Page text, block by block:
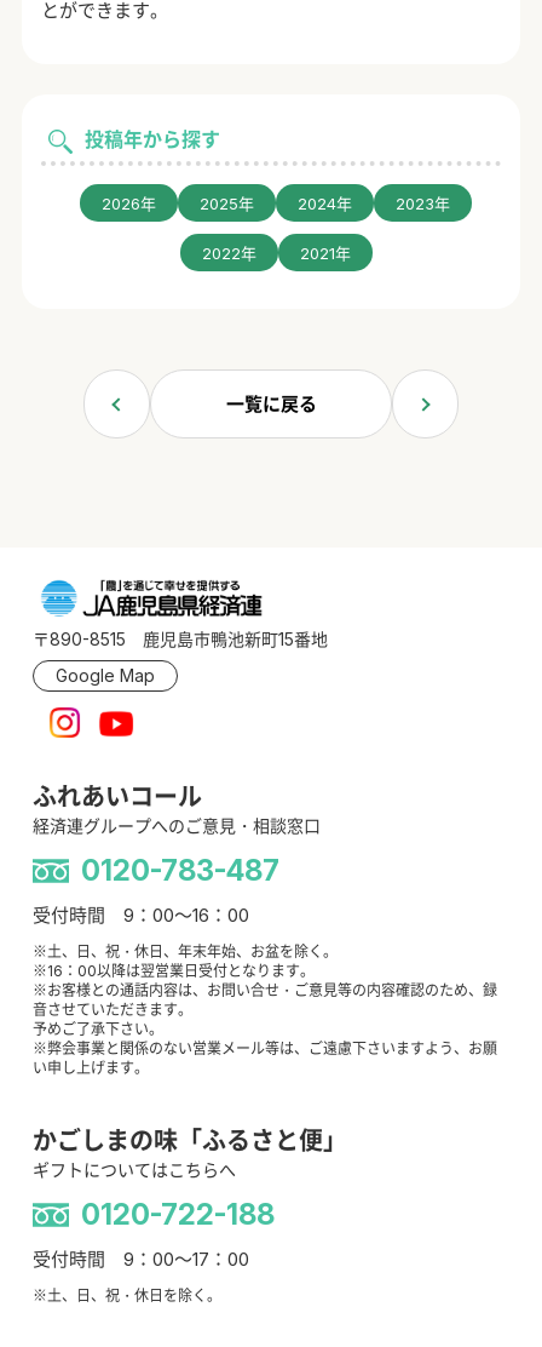
投稿年から探す
2026年 2025年 2024年 2023年
2022年 2021年
とができます。
一覧に戻る
〒890-8515 鹿児島市鴨池新町15番地
Google Map
ふれあいコール
経済連グループへのご意見・相談窓口
0120-783-487
受付時間 9：00～16：00
※土、日、祝・休日、年末年始、お盆を除く。
※16：00以降は翌営業日受付となります。
※お客様との通話内容は、お問い合せ・ご意見等の内容確認のため、録
音させていただきます。
予めご了承下さい。
※弊会事業と関係のない営業メール等は、ご遠慮下さいますよう、お願
い申し上げます。
かごしまの味「ふるさと便」
ギフトについてはこちらへ
0120-722-188
受付時間 9：00～17：00
※土、日、祝・休日を除く。